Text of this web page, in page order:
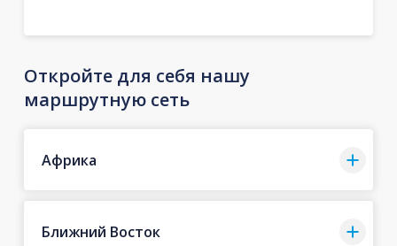
Откройте для себя нашу
маршрутную сеть
Африка
Ближний Восток